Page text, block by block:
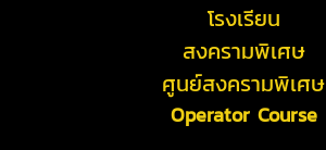
โรงเรียน
สงครามพิเศษ
ศูนย์สงครามพิเศษ
Operator Course